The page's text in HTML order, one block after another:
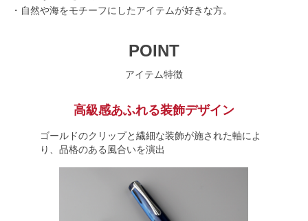
・自然や海をモチーフにしたアイテムが好きな方。
POINT
アイテム特徴
高級感あふれる装飾デザイン
ゴールドのクリップと繊細な装飾が施された軸によ
り、品格のある風合いを演出